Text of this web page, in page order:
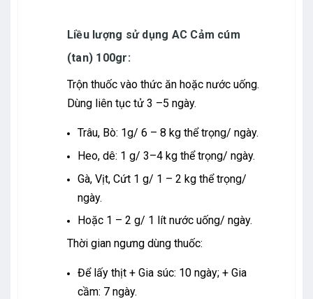
Liều lượng sử dụng AC Cảm cúm
(tan) 100gr:
Trộn thuốc vào thức ăn hoặc nước uống.
Dùng liên tục tử 3 –5 ngày.
Trâu, Bò: 1g/ 6 – 8 kg thể trọng/ ngày.
Heo, dê: 1 g/ 3–4 kg thể trọng/ ngày.
Gà, Vịt, Cứt 1 g/ 1 – 2 kg thể trọng/
ngày.
Hoặc 1 – 2 g/ 1 lít nước uống/ ngày.
Thời gian ngưng dùng thuốc:
Để lấy thịt + Gia súc: 10 ngày; + Gia
cầm: 7 ngày.